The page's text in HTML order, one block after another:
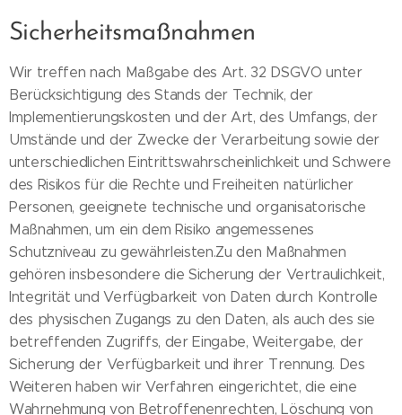
Sicherheitsmaßnahmen
Wir treffen nach Maßgabe des Art. 32 DSGVO unter
Berücksichtigung des Stands der Technik, der
Implementierungskosten und der Art, des Umfangs, der
Umstände und der Zwecke der Verarbeitung sowie der
unterschiedlichen Eintrittswahrscheinlichkeit und Schwere
des Risikos für die Rechte und Freiheiten natürlicher
Personen, geeignete technische und organisatorische
Maßnahmen, um ein dem Risiko angemessenes
Schutzniveau zu gewährleisten.Zu den Maßnahmen
gehören insbesondere die Sicherung der Vertraulichkeit,
Integrität und Verfügbarkeit von Daten durch Kontrolle
des physischen Zugangs zu den Daten, als auch des sie
betreffenden Zugriffs, der Eingabe, Weitergabe, der
Sicherung der Verfügbarkeit und ihrer Trennung. Des
Weiteren haben wir Verfahren eingerichtet, die eine
Wahrnehmung von Betroffenenrechten, Löschung von